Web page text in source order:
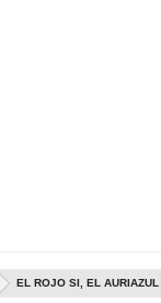
EL ROJO SI, EL AURIAZUL